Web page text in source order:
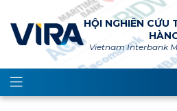
HỘI NGHIÊN CỨU
Vietnam Interbank